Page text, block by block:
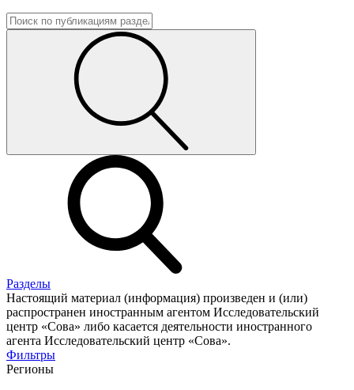
Разделы
Настоящий материал (информация) произведен и (или)
распространен иностранным агентом Исследовательский
центр «Сова» либо касается деятельности иностранного
агента Исследовательский центр «Сова».
Фильтры
Регионы